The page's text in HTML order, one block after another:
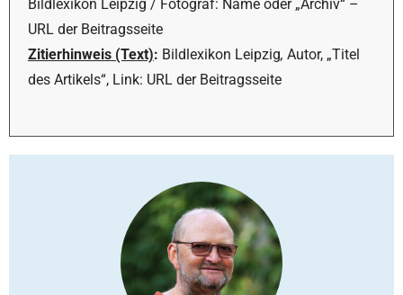
Bildlexikon Leipzig / Fotograf: Name oder „Archiv“ –
URL der Beitragsseite
Zitierhinweis (Text): Bildlexikon Leipzig, Autor, „Titel
des Artikels“, Link: URL der Beitragsseite